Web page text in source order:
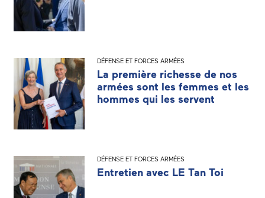
DÉFENSE ET FORCES ARMÉES
La première richesse de nos
armées sont les femmes et les
hommes qui les servent
DÉFENSE ET FORCES ARMÉES
Entretien avec LE Tan Toi